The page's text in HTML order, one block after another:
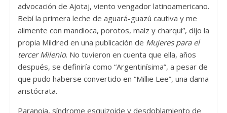
advocación de Ajotaj, viento vengador latinoamericano.
Bebí la primera leche de aguará-guazú cautiva y me
alimente con mandioca, porotos, maíz y charqui”, dijo la
propia Mildred en una publicación de Mujeres para el
tercer Milenio. No tuvieron en cuenta que ella, años
después, se definiría como “Argentinísima”, a pesar de
que pudo haberse convertido en “Millie Lee”, una dama
aristócrata.
Paranoia, síndrome esquizoide y desdoblamiento de